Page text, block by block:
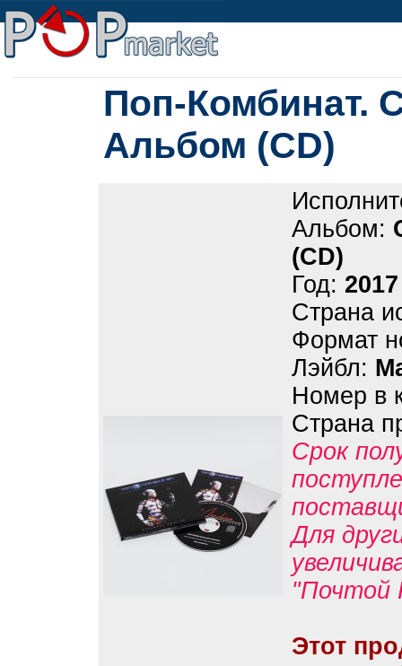
Поп-Комбинат.
Альбом (CD)
Альбом:
(CD)
Год: 2017
Страна
Формат
Лэйбл:
Номер в
Страна
Срок
Для
"Почтой
Этот